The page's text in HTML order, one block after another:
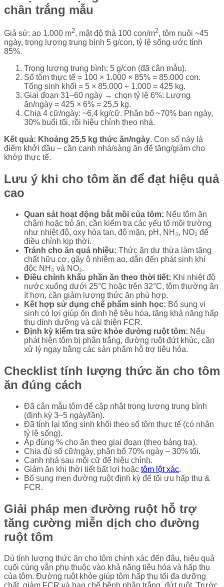
chân trắng mẫu
Giả sử: ao 1.000 m2, mật độ thả 100 con/m2, tôm nuôi ~45
ngày, trọng lượng trung bình 5 g/con, tỷ lệ sống ước tính
85%.
Trọng lượng trung bình: 5 g/con (đã cân mẫu).
Số tôm thực tế = 100 × 1.000 × 85% = 85.000 con.
Tổng sinh khối = 5 × 85.000 ÷ 1.000 = 425 kg.
Giai đoạn 31–60 ngày → chọn tỷ lệ 6%: Lượng
ăn/ngày = 425 × 6% = 25,5 kg.
Chia 4 cữ/ngày: ~6,4 kg/cữ. Phân bổ ~70% ban ngày,
30% buổi tối, rồi hiệu chỉnh theo nhá.
Kết quả: Khoảng 25,5 kg thức ăn/ngày. Con số này là
điểm khởi đầu – cần canh nhá/sàng ăn để tăng/giảm cho
khớp thực tế.
Lưu ý khi cho tôm ăn để đạt hiệu quả
cao
Quan sát hoạt động bắt mồi của tôm: Nếu tôm ăn
chậm hoặc bỏ ăn, cần kiểm tra các yếu tố môi trường
như nhiệt độ, oxy hòa tan, độ mặn, pH, NH₃, NO₂ để
điều chỉnh kịp thời.
Tránh cho ăn quá nhiều: Thức ăn dư thừa làm tăng
chất hữu cơ, gây ô nhiễm ao, dẫn đến phát sinh khí
độc NH₃ và NO₂.
Điều chỉnh khẩu phần ăn theo thời tiết: Khi nhiệt độ
nước xuống dưới 25°C hoặc trên 32°C, tôm thường ăn
ít hơn, cần giảm lượng thức ăn phù hợp.
Kết hợp sử dụng chế phẩm sinh học: Bổ sung vi
sinh có lợi giúp ổn định hệ tiêu hóa, tăng khả năng hấp
thụ dinh dưỡng và cải thiện FCR.
Định kỳ kiểm tra sức khỏe đường ruột tôm: Nếu
phát hiện tôm bị phân trắng, đường ruột đứt khúc, cần
xử lý ngay bằng các sản phẩm hỗ trợ tiêu hóa.
Checklist tính lượng thức ăn cho tôm
ăn đúng cách
Đã cân mẫu tôm để cập nhật trọng lượng trung bình
(định kỳ 3–5 ngày/lần).
Đã tính lại tổng sinh khối theo số tôm thực tế (có nhân
tỷ lệ sống).
Áp đúng % cho ăn theo giai đoạn (theo bảng tra).
Chia đủ số cữ/ngày, phân bổ 70% ngày – 30% tối.
Canh nhá sau mỗi cữ để hiệu chỉnh.
Giảm ăn khi thời tiết bất lợi hoặc tôm lột xác.
Bổ sung men đường ruột định kỳ để tối ưu hấp thụ &
FCR.
Giải pháp men đường ruột hỗ trợ
tăng cường miễn dịch cho đường
ruột tôm
Dù tính lượng thức ăn cho tôm chính xác đến đâu, hiệu quả
cuối cùng vẫn phụ thuộc vào khả năng tiêu hóa và hấp thụ
của tôm. Đường ruột khỏe giúp tôm hấp thụ tối đa dưỡng
chất, giảm FCR và hạn chế bệnh phân trắng, đứt ruột. Trước